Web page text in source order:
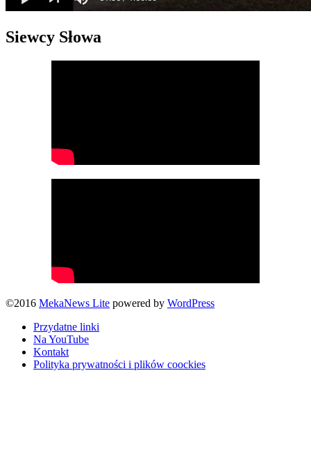
Siewcy Słowa
©2016 MekaNews Lite powered by WordPress
Przydatne linki
Na YouTube
Kontakt
Polityka prywatności i plików coockies